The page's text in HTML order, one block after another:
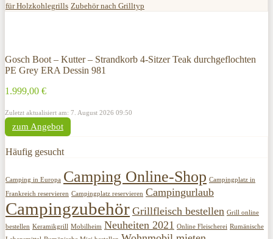
für Holzkohlegrills Zubehör nach Grilltyp
Gosch Boot – Kutter – Strandkorb 4-Sitzer Teak durchgeflochten
PE Grey ERA Dessin 981
1.999,00 €
Zuletzt aktualisiert am: 7. August 2026 09:50
zum Angebot
Häufig gesucht
Camping in Europa Camping Online-Shop Campingplatz in
Frankreich reservieren Campingplatz reservieren Campingurlaub
Campingzubehör Grillfleisch bestellen Grill online
bestellen Keramikgrill Mobilheim Neuheiten 2021 Online Fleischerei Rumänische